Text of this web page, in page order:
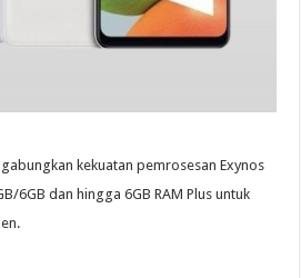
kekuatan pemrosesan Exynos
6GB dan hingga 6GB RAM Plus untuk